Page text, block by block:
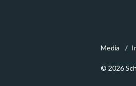
Media
© 2026